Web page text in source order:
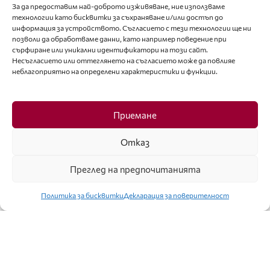
За да предоставим най-доброто изживяване, ние използваме
технологии като бисквитки за съхраняване и/или достъп до
информация за устройството. Съгласието с тези технологии ще ни
позволи да обработваме данни, като например поведение при
сърфиране или уникални идентификатори на този сайт.
Несъгласието или оттеглянето на съгласието може да повлияе
неблагоприятно на определени характеристики и функции.
Приемане
Отказ
Преглед на предпочитанията
Политика за бисквиткиДекларация за поверителност
ЕКАТЕРИНА ДУНЕВА ОБЛЕЧЕ РОКЛЯ НА
ЛИВАНСКИЯ МАГЬОСНИК ЕЛИ СААБ